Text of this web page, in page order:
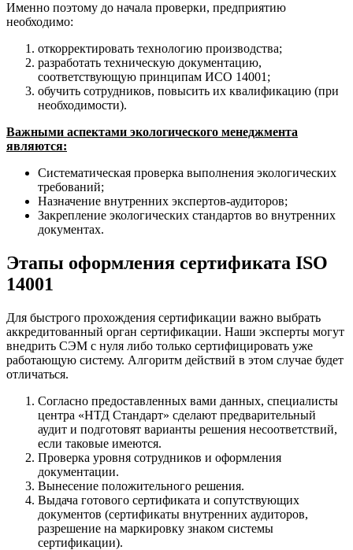
Именно поэтому до начала проверки, предприятию
необходимо:
откорректировать технологию производства;
разработать техническую документацию,
соответствующую принципам ИСО 14001;
обучить сотрудников, повысить их квалификацию (при
необходимости).
Важными аспектами экологического менеджмента
являются:
Систематическая проверка выполнения экологических
требований;
Назначение внутренних экспертов-аудиторов;
Закрепление экологических стандартов во внутренних
документах.
Этапы оформления сертификата ISO
14001
Для быстрого прохождения сертификации важно выбрать
аккредитованный орган сертификации. Наши эксперты могут
внедрить СЭМ с нуля либо только сертифицировать уже
работающую систему. Алгоритм действий в этом случае будет
отличаться.
Согласно предоставленных вами данных, специалисты
центра «НТД Стандарт» сделают предварительный
аудит и подготовят варианты решения несоответствий,
если таковые имеются.
Проверка уровня сотрудников и оформления
документации.
Вынесение положительного решения.
Выдача готового сертификата и сопутствующих
документов (сертификаты внутренних аудиторов,
разрешение на маркировку знаком системы
сертификации).